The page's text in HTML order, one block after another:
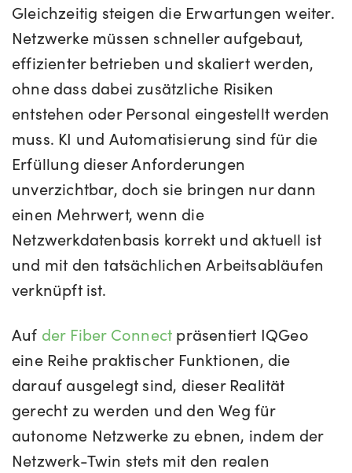
Gleichzeitig steigen die Erwartungen weiter.
Netzwerke müssen schneller aufgebaut,
effizienter betrieben und skaliert werden,
ohne dass dabei zusätzliche Risiken
entstehen oder Personal eingestellt werden
muss. KI und Automatisierung sind für die
Erfüllung dieser Anforderungen
unverzichtbar, doch sie bringen nur dann
einen Mehrwert, wenn die
Netzwerkdatenbasis korrekt und aktuell ist
und mit den tatsächlichen Arbeitsabläufen
verknüpft ist.
Auf der Fiber Connect präsentiert IQGeo
eine Reihe praktischer Funktionen, die
darauf ausgelegt sind, dieser Realität
gerecht zu werden und den Weg für
autonome Netzwerke zu ebnen, indem der
Netzwerk-Twin stets mit den realen